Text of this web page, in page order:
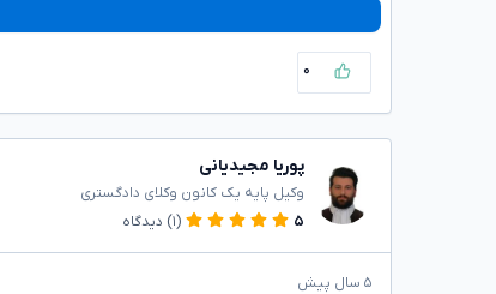
۰
پوریا مجیدیانی
وکیل پایه یک کانون وکلای دادگستری
۵
(۱) دیدگاه
۵ سال پیش